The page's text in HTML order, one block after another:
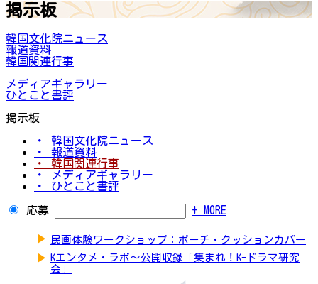
掲示板
韓国文化院ニュース
報道資料
韓国関連行事
メディアギャラリー
ひとこと書評
掲示板
・ 韓国文化院ニュース
・ 報道資料
・ 韓国関連行事
・ メディアギャラリー
・ ひとこと書評
応募 + MORE
▶ 民画体験ワークショップ：ポーチ・クッションカバー
▶ Kエンタメ・ラボ～公開収録「集まれ！K-ドラマ研究
会」